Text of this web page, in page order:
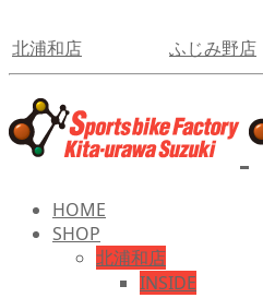
北浦和店 ふじみ野店
HOME
SHOP
北浦和店
INSIDE